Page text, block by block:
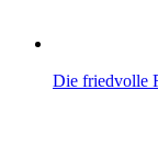
Die friedvolle